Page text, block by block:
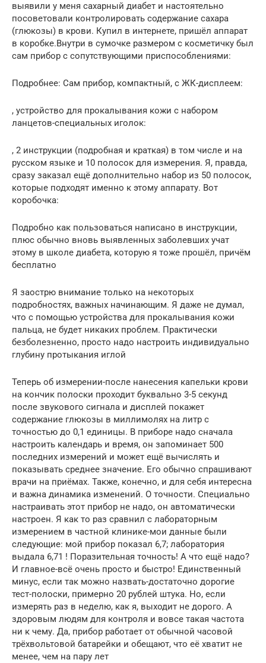
выявили у меня сахарный диабет и настоятельно
посоветовали контролировать содержание сахара
(глюкозы) в крови. Купил в интернете, пришёл аппарат
в коробке.Внутри в сумочке размером с косметичку был
сам прибор с сопутствующими приспособлениями:
Подробнее: Сам прибор, компактный, с ЖК-дисплеем:
, устройство для прокалывания кожи с набором
ланцетов-специальных иголок:
, 2 инструкции (подробная и краткая) в том числе и на
русском языке и 10 полосок для измерения. Я, правда,
сразу заказал ещё дополнительно набор из 50 полосок,
которые подходят именно к этому аппарату. Вот
коробочка:
Подробно как пользоваться написано в инструкции,
плюс обычно вновь выявленных заболевших учат
этому в школе диабета, которую я тоже прошёл, причём
бесплатно
Я заострю внимание только на некоторых
подробностях, важных начинающим. Я даже не думал,
что с помощью устройства для прокалывания кожи
пальца, не будет никаких проблем. Практически
безболезненно, просто надо настроить индивидуально
глубину протыкания иглой
Теперь об измерении-после нанесения капельки крови
на кончик полоски проходит буквально 3-5 секунд
после звукового сигнала и дисплей покажет
содержание глюкозы в миллимолях на литр с
точностью до 0,1 единицы. В приборе надо сначала
настроить календарь и время, он запоминает 500
последних измерений и может ещё вычислять и
показывать среднее значение. Его обычно спрашивают
врачи на приёмах. Также, конечно, и для себя интересна
и важна динамика изменений. О точности. Специально
настраивать этот прибор не надо, он автоматически
настроен. Я как то раз сравнил с лабораторным
измерением в частной клинике-мои данные были
следующие: мой прибор показал 6,7; лаборатория
выдала 6,71 ! Поразительная точность! А что ещё надо?
И главное-всё очень просто и быстро! Единственный
минус, если так можно назвать-достаточно дорогие
тест-полоски, примерно 20 рублей штука. Но, если
измерять раз в неделю, как я, выходит не дорого. А
здоровым людям для контроля и вовсе такая частота
ни к чему. Да, прибор работает от обычной часовой
трёхвольтовой батарейки и обещают, что её хватит не
менее, чем на пару лет